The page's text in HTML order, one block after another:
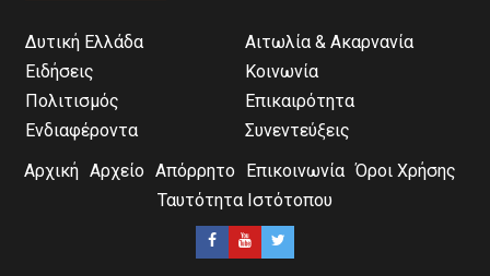
Δυτική Ελλάδα
Αιτωλία & Ακαρνανία
Ειδήσεις
Κοινωνία
Πολιτισμός
Επικαιρότητα
Ενδιαφέροντα
Συνεντεύξεις
Αρχική Αρχείο Απόρρητο Επικοινωνία Όροι Χρήσης
Ταυτότητα Ιστότοπου